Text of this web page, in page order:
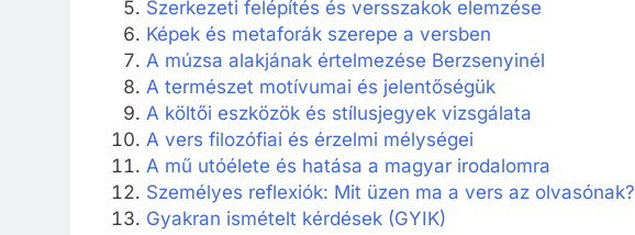
Szerkezeti felépítés és versszakok elemzése
Képek és metaforák szerepe a versben
A múzsa alakjának értelmezése Berzsenyinél
A természet motívumai és jelentőségük
A költői eszközök és stílusjegyek vizsgálata
A vers filozófiai és érzelmi mélységei
A mű utóélete és hatása a magyar irodalomra
Személyes reflexiók: Mit üzen ma a vers az olvasónak?
Gyakran ismételt kérdések (GYIK)